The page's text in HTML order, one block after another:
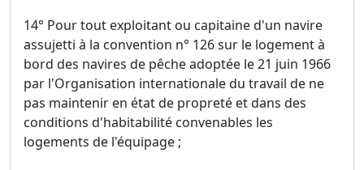
14° Pour tout exploitant ou capitaine d'un navire
assujetti à la convention n° 126 sur le logement à
bord des navires de pêche adoptée le 21 juin 1966
par l'Organisation internationale du travail de ne
pas maintenir en état de propreté et dans des
conditions d'habitabilité convenables les
logements de l'équipage ;